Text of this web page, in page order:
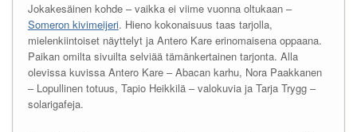
Jokakesäinen kohde – vaikka ei viime vuonna oltukaan –
Someron kivimeijeri. Hieno kokonaisuus taas tarjolla,
mielenkiintoiset näyttelyt ja Antero Kare erinomaisena oppaana.
Paikan omilta sivuilta selviää tämänkertainen tarjonta. Alla
olevissa kuvissa Antero Kare – Abacan karhu, Nora Paakkanen
– Lopullinen totuus, Tapio Heikkilä – valokuvia ja Tarja Trygg –
solarigafeja.